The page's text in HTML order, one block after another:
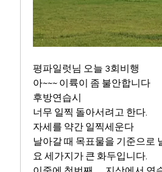
평파일럿님 오늘 3회비행
아~~~ 이륙이 좀 불안합니다
후방연습시
너무 일찍 돌아서려고 한다.
자세를 약간 일찍세운다
날아갈 때 목표물을 기준으로
요 세가지가 큰 화두입니다.